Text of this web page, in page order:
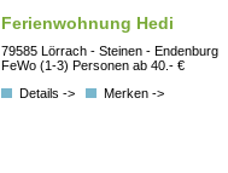
Ferienwohnung Hedi
79585 Lörrach - Steinen - Endenburg
FeWo (1-3) Personen ab 40.- €
Details ->
Merken ->